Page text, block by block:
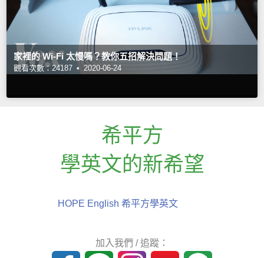
家裡的 Wi-Fi 太慢嗎？教你五招解決問題！
觀看次數：24187 • 2020-06-24
希平方
學英文的新希望
HOPE English 希平方學英文
加入我們 / 追蹤：